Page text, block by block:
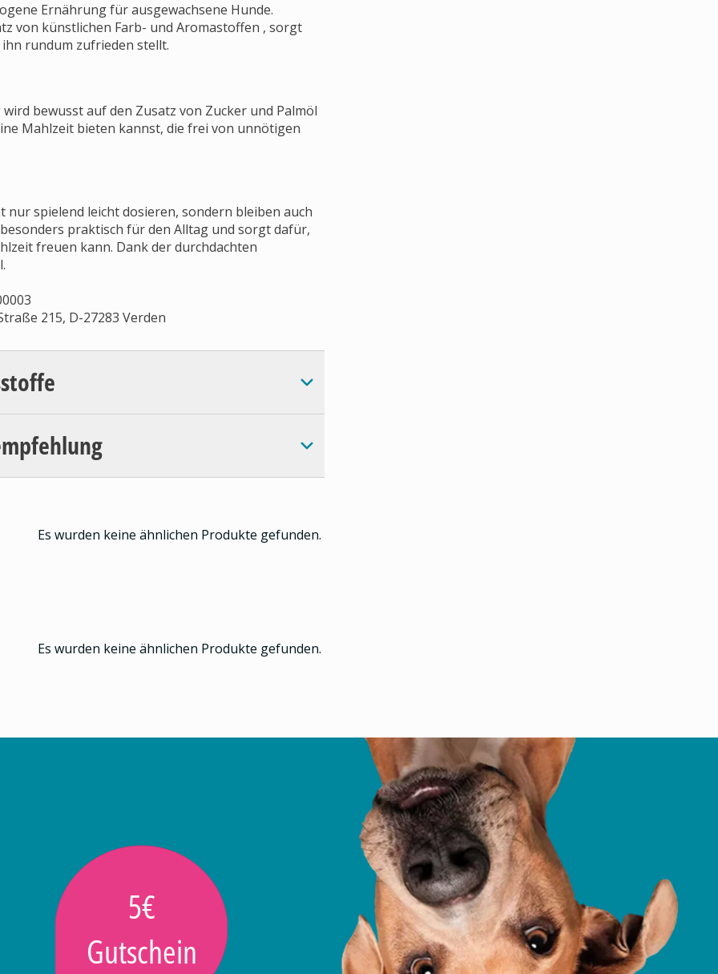
Ernährung für ausgewachsene Hunde.
von künstlichen Farb- und Aromastoffen , sorgt
rundum zufrieden stellt.
bewusst auf den Zusatz von Zucker und Palmöl
Mahlzeit bieten kannst, die frei von unnötigen
nur spielend leicht dosieren, sondern bleiben auch
praktisch für den Alltag und sorgt dafür,
freuen kann. Dank der durchdachten
215, D-27283 Verden
Es wurden keine ähnlichen Produkte gefunden.
Es wurden keine ähnlichen Produkte gefunden.
5€
Gutschein